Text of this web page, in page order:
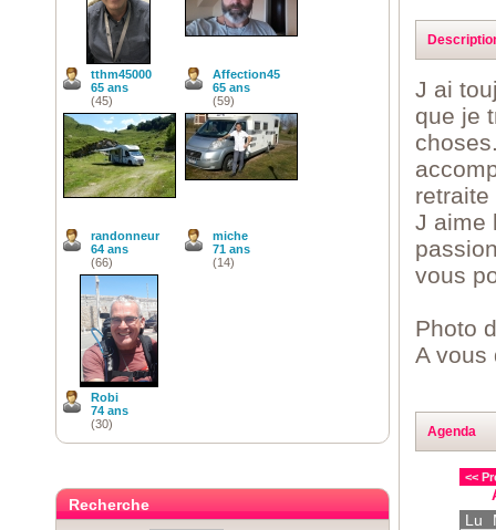
J ai
que je
J aime
vous
Photo
A vous
Agenda
<<
Lu
tthm45000
65 ans
(45)
Affection45
65 ans
(59)
randonneur
64 ans
(66)
miche
71 ans
(14)
Robi
74 ans
(30)
Recherche